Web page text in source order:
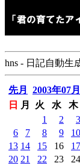
hns - 日記自動生
先月 2003年07月
日
月 火 水 木
1
2 3
6
7 8 9 10
13 14 15 16 17
20 21 22 23 24